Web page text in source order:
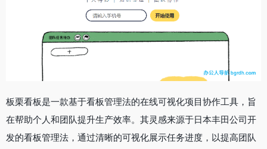
板栗看板是一款基于看板管理法的在线可视化项目协作工具，旨
在帮助个人和团队提升生产效率。其灵感来源于日本丰田公司开
发的看板管理法，通过清晰的可视化展示任务进度，以提高团队